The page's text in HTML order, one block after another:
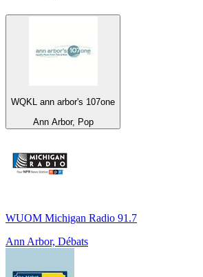
WQKL ann arbor's 107one
Ann Arbor, Pop
WUOM Michigan Radio 91.7
Ann Arbor, Débats